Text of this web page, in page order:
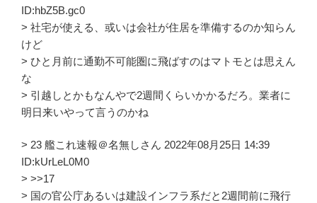
ID:hbZ5B.gc0
> 社宅が使える、或いは会社が住居を準備するのか知らん
けど
> ひと月前に通勤不可能圏に飛ばすのはマトモとは思えん
な
> 引越しとかもなんやで2週間くらいかかるだろ。業者に
明日来いやって言うのかね
> 23 艦これ速報＠名無しさん 2022年08月25日 14:39
ID:kUrLeL0M0
> >>17
> 国の官公庁あるいは建設インフラ系だと2週間前に飛行